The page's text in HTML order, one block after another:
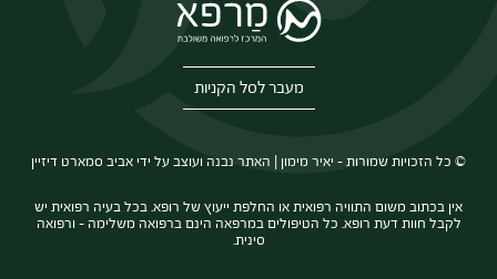
מעבר לסל הקניות
© כל הזכויות שמורות – יאיר מימון | האתר נבנה ועוצב על ידיאביב סמארט דיזיין
אין בכתוב משום התוויה רפואית או החלפת ייעוץ של רופא. בכל בעיה רפואית יש
לקבל חוות דעת רופא. כל הטיפולים במרפאה הינם ברפואה משלימה – ורפואה
סינית.